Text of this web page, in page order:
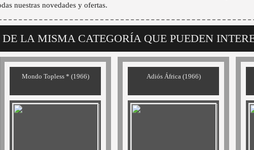
nuestras novedades y ofertas.
LA MISMA CATEGORÍA QUE PUEDEN
Mondo Topless * (1966) Adiós África (1966)